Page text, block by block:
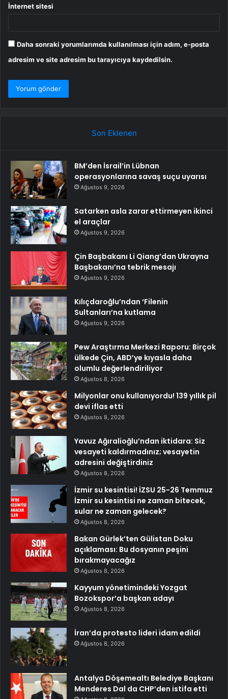
İnternet sitesi
Daha sonraki yorumlarımda kullanılması için adım, e-posta
adresim ve site adresim bu tarayıcıya kaydedilsin.
Son Eklenen
BM’den İsrail’in Lübnan
operasyonlarına savaş suçu uyarısı
Ağustos 9, 2026
Satarken asla zarar ettirmeyen ikinci
el araçlar
Ağustos 9, 2026
Çin Başbakanı Li Qiang’dan Ukrayna
Başbakanı’na tebrik mesajı
Ağustos 9, 2026
Kılıçdaroğlu’ndan ‘Filenin
Sultanları’na kutlama
Ağustos 9, 2026
Pew Araştırma Merkezi Raporu: Birçok
ülkede Çin, ABD’ye kıyasla daha
olumlu değerlendiriliyor
Ağustos 8, 2026
Milyonlar onu kullanıyordu! 139 yıllık pil
devi iflas etti
Ağustos 8, 2026
Yavuz Ağıralioğlu’ndan iktidara: Siz
vesayeti kaldırmadınız; vesayetin
adresini değiştirdiniz
Ağustos 8, 2026
İzmir su kesintisi! İZSU 25-26 Temmuz
İzmir su kesintisi ne zaman bitecek,
sular ne zaman gelecek?
Ağustos 8, 2026
Bakan Gürlek’ten Gülistan Doku
açıklaması: Bu dosyanın peşini
bırakmayacağız
Ağustos 8, 2026
Kayyum yönetimindeki Yozgat
Bozokspor’a başkan adayı
Ağustos 8, 2026
İran’da protesto lideri idam edildi
Ağustos 8, 2026
Antalya Döşemealtı Belediye Başkanı
Menderes Dal da CHP’den istifa etti